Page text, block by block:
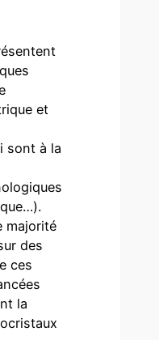
et
sont à la
majorité
des
ces
la